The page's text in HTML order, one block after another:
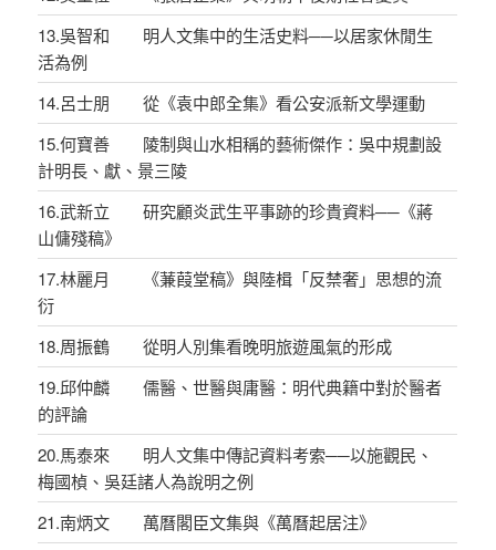
13.吳智和 明人文集中的生活史料──以居家休閒生
活為例
14.呂士朋 從《袁中郎全集》看公安派新文學運動
15.何寶善 陵制與山水相稱的藝術傑作：吳中規劃設
計明長、獻、景三陵
16.武新立 研究顧炎武生平事跡的珍貴資料──《蔣
山傭殘稿》
17.林麗月 《蒹葭堂稿》與陸楫「反禁奢」思想的流
衍
18.周振鶴 從明人別集看晚明旅遊風氣的形成
19.邱仲麟 儒醫、世醫與庸醫：明代典籍中對於醫者
的評論
20.馬泰來 明人文集中傳記資料考索──以施觀民、
梅國楨、吳廷諸人為說明之例
21.南炳文 萬曆閣臣文集與《萬曆起居注》